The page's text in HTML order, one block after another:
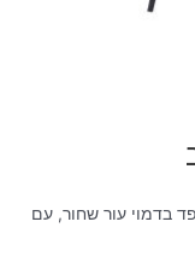
בדמוי עור שחור, עם